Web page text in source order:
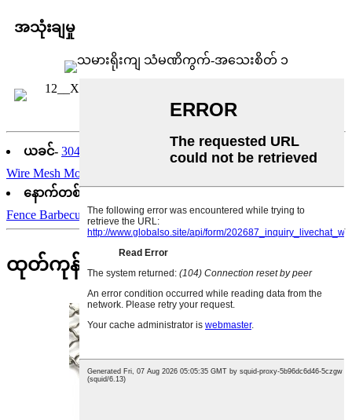
အသုံးချမှု
ယခင်- 304 Woven Stainless Steel Mesh Screen BBQ Ss316
Wire Mesh Mosquito Net Woven Filtration
နောက်တစ်ခု:
Fence Barbecue Mesh Crimped
ထုတ်ကုန်အမျိုးအစားများ